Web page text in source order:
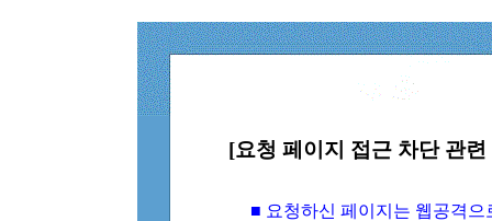
[요청 페이지 접근 차단 관
■ 요청하신 페이지는 웹공격